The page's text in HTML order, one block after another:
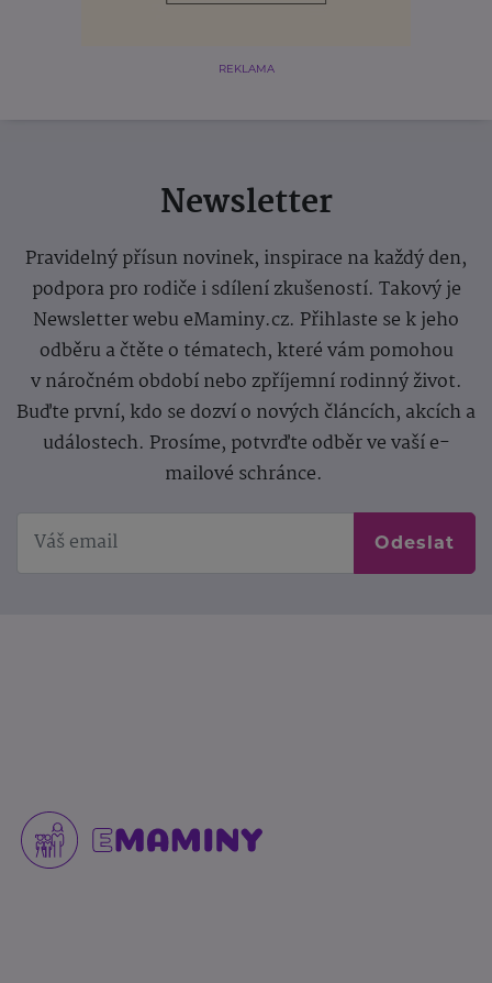
REKLAMA
Newsletter
Pravidelný přísun novinek, inspirace na každý den,
podpora pro rodiče i sdílení zkušeností. Takový je
Newsletter webu eMaminy.cz. Přihlaste se k jeho
odběru a čtěte o tématech, které vám pomohou
v náročném období nebo zpříjemní rodinný život.
Buďte první, kdo se dozví o nových článcích, akcích a
událostech. Prosíme, potvrďte odběr ve vaší e-
mailové schránce.
Odeslat